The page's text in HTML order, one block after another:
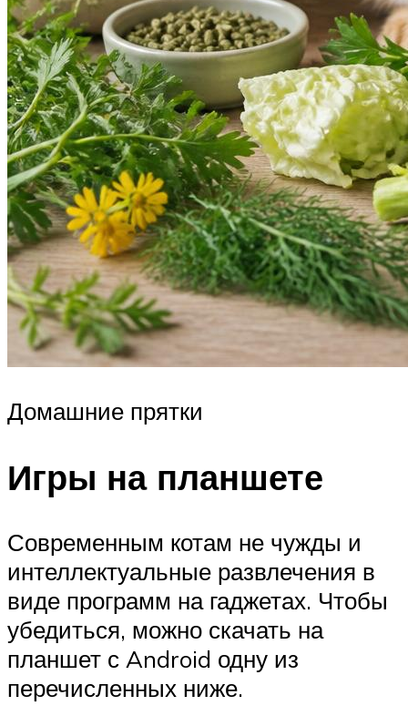
Домашние прятки
Игры на планшете
Современным котам не чужды и
интеллектуальные развлечения в
виде программ на гаджетах. Чтобы
убедиться, можно скачать на
планшет с Android одну из
перечисленных ниже.